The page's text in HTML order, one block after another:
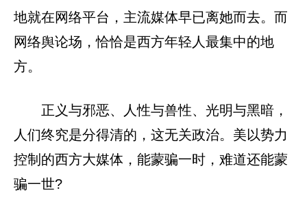
地就在网络平台，主流媒体早已离她而去。而
网络舆论场，恰恰是西方年轻人最集中的地
方。
正义与邪恶、人性与兽性、光明与黑暗，
人们终究是分得清的，这无关政治。美以势力
控制的西方大媒体，能蒙骗一时，难道还能蒙
骗一世?